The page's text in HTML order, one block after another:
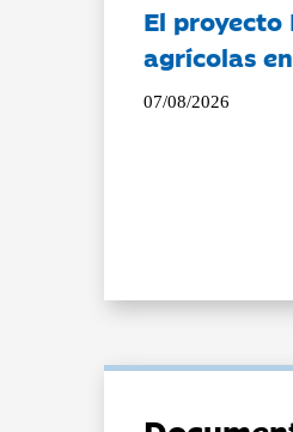
El proyecto
agrícolas
07/08/2026